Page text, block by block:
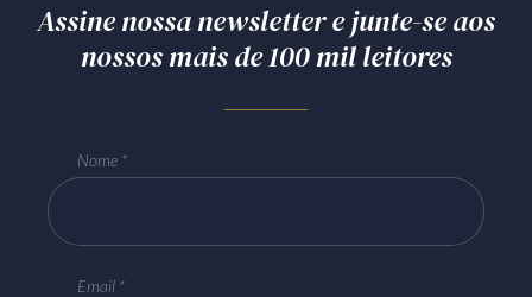
Assine nossa newsletter e junte-se aos
nossos mais de 100 mil leitores
Nome
Email